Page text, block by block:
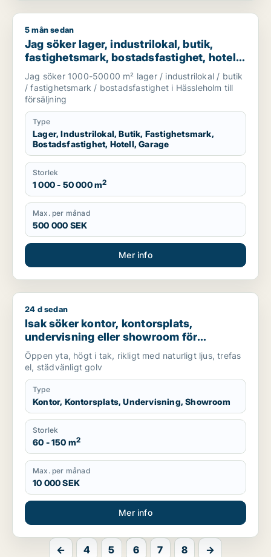
Jag söker lager, industrilokal, butik, fastighetsmark,
5 mån sedan
Jag söker lager, industrilokal, butik,
fastighetsmark, bostadsfastighet, hotell
eller garage till salu i Hässleholm
Jag söker 1000-50000 m² lager / industrilokal / butik
/ fastighetsmark / bostadsfastighet i Hässleholm till
försäljning
Type
Lager, Industrilokal, Butik, Fastighetsmark,
Bostadsfastighet, Hotell, Garage
Storlek
1 000 - 50 000 m2
Max. per månad
500 000 SEK
Mer info
Isak söker kontor, kontorsplats, undervisning eller
24 d sedan
Isak söker kontor, kontorsplats,
undervisning eller showroom för
uthyrning i Lundby, Göteborg eller Norra
hisingen m.fl.
Öppen yta, högt i tak, rikligt med naturligt ljus, trefas
el, städvänligt golv
Type
Kontor, Kontorsplats, Undervisning, Showroom
Storlek
60 - 150 m2
Max. per månad
10 000 SEK
Mer info
← 4 5 6 7 8 →